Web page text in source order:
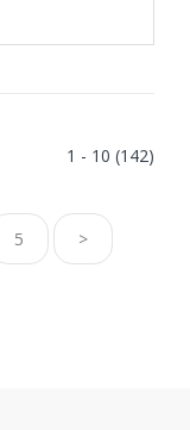
1 - 10 (142)
5 >